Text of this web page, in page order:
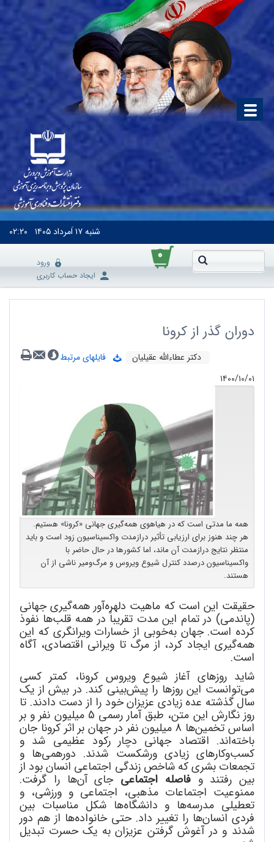
شنبه۱۷ اَمرداد ۱۴۰۵ ۰۲:۲۰
۰
ورود
ایجاد حساب کاربری
دوران گذر از کرونا
دکتر عطاءالله عقیلیان
فایلهای مرتبط
۱۴۰۰/۱۰/۰۱
همه ما مدتی است که در هیاهوی همه‌گیری جهانی «کرونا» هستیم.
هر چند هنوز برای ارزیابی تأثیر درازمدت واکسیناسیون زود است و باید
منتظر نتایج درازمدت آن ماند، اما کشورها در حال حاضر با
واکسیناسیون درصدد کنترل شیوع ویروس و مرگ‌ومیر ناشی از آن
هستند.
حقیقت این است که ماهیت دلهرهآور همهگیری جهانی
(پاندمی) در تمام این مدت تقریباً در همه قلبها نفوذ
کرده است. جهان بهخوبی از خسارات ویرانگری که این
همهگیری ایجاد کرد، از مرگ تا ویرانی اقتصادی، آگاه
است.
شاید روزهای آغاز شیوع ویروس کرونا، کمتر کسی
میتوانست این روزها را پیشبینی کند. در بیش از یک
سال گذشته عده زیادی عزیزان خود را از دست دادند. تا
روز نگارش این متن، طبق آمار رسمی 5 میلیون نفر و بر
اساس تخمین ها 8 میلیون نفر در جهان بر اثر کرونا جان
باختهاند. اقتصاد جهانی دچار رکود عظیمی شد و
کسبوکارهای زیادی ورشکست شدند. دورهمیها و
تجمعات بشری که شاخص زندگی اجتماعی انسان بود از
بین رفتند وفاصله اجتماعی جای آنها را گرفت.
ممنوعیت اجتماعات مذهبی، اجتماعی و ورزشی، و
تعطیلی مدرسهها و دانشگاهها شکل مناسبات بین
فردی انسانها را تغییر داد. حتی خانوادهها از هم دور
شدند و در آغوش گرفتن عزیزان به یک حسرت تبدیل